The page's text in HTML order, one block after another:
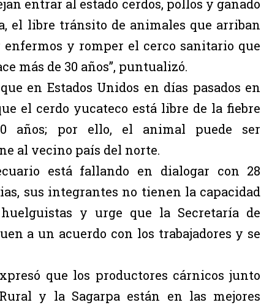
entrar al estado cerdos, pollos y ganado
el libre tránsito de animales que arriban
y romper el cerco sanitario que
más de 30 años”, puntualizó.
en Estados Unidos en días pasados en
el cerdo yucateco está libre de la fiebre
años; por ello, el animal puede ser
al vecino país del norte.
está fallando en dialogar con 28
sus integrantes no tienen la capacidad
y urge que la Secretaría de
a un acuerdo con los trabajadores y se
que los productores cárnicos junto
y la Sagarpa están en las mejores